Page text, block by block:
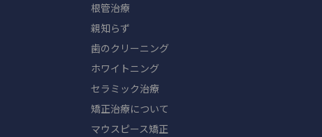
根管治療
親知らず
歯のクリーニング
ホワイトニング
セラミック治療
矯正治療について
マウスピース矯正